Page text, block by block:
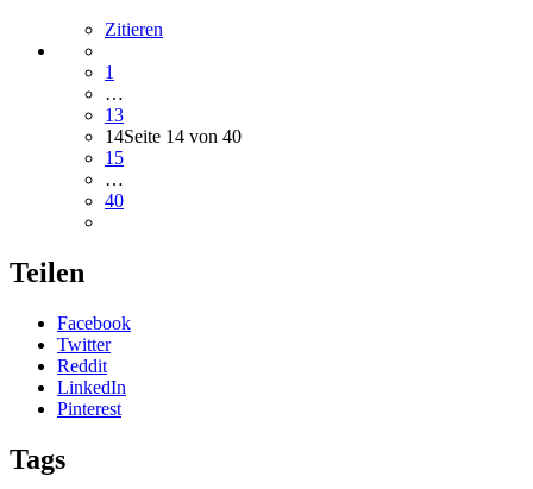
Zitieren
1
…
13
14Seite 14 von 40
15
…
40
Teilen
Facebook
Twitter
Reddit
LinkedIn
Pinterest
Tags